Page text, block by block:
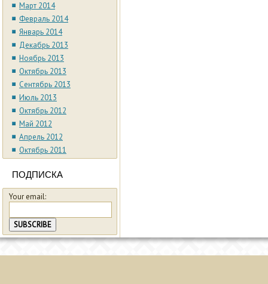
Март 2014
Февраль 2014
Январь 2014
Декабрь 2013
Ноябрь 2013
Октябрь 2013
Сентябрь 2013
Июль 2013
Октябрь 2012
Май 2012
Апрель 2012
Октябрь 2011
ПОДПИСКА
Your email: